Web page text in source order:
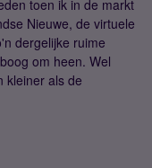
toen ik in de markt
Nieuwe, de virtuele
dergelijke ruime
om heen. Wel
kleiner als de